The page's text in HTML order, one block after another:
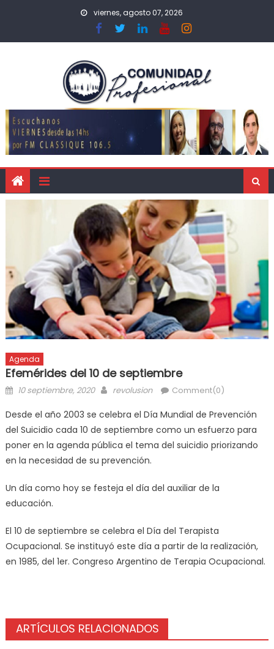
viernes, agosto 07, 2026
Agenda
Efemérides del 10 de septiembre
10 septiembre, 2020 revolusion Comment(0)
Desde el año 2003 se celebra el Día Mundial de Prevención
del Suicidio cada 10 de septiembre como un esfuerzo para
poner en la agenda pública el tema del suicidio priorizando
en la necesidad de su prevención.
Un día como hoy se festeja el día del auxiliar de la
educación.
El 10 de septiembre se celebra el Día del Terapista
Ocupacional. Se instituyó este día a partir de la realización,
en 1985, del 1er. Congreso Argentino de Terapia Ocupacional.
ARTÍCULOS RELACIONADOS